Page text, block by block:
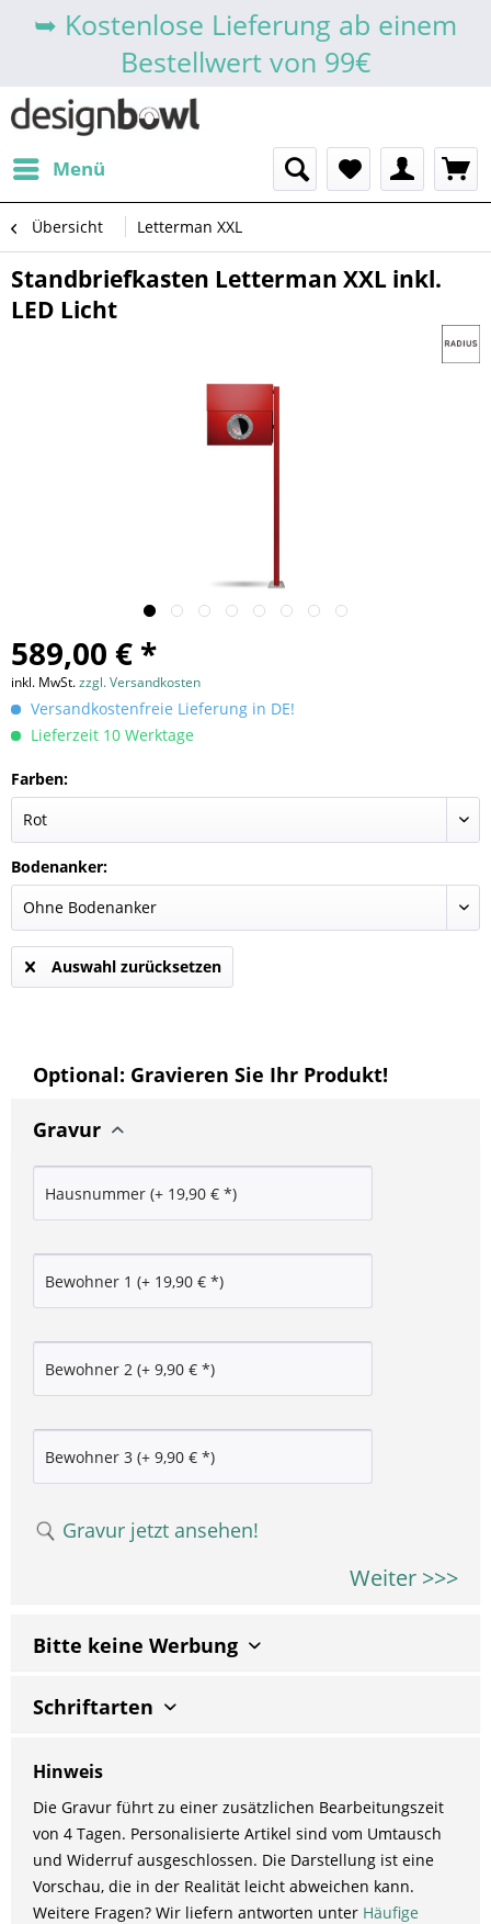
➥ Kostenlose Lieferung ab einem
Bestellwert von 99€
Menü
Übersicht Letterman XXL
Standbriefkasten Letterman XXL inkl.
LED Licht
589,00 € *
inkl. MwSt.zzgl. Versandkosten
Versandkostenfreie Lieferung in DE!
Lieferzeit 10 Werktage
Farben:
Bodenanker:
Auswahl zurücksetzen
Optional: Gravieren Sie Ihr Produkt!
Gravur
Gravur jetzt ansehen!
Weiter >>>
Bitte keine Werbung
Schriftarten
Hinweis
Die Gravur führt zu einer zusätzlichen Bearbeitungszeit
von 4 Tagen. Personalisierte Artikel sind vom Umtausch
und Widerruf ausgeschlossen. Die Darstellung ist eine
Vorschau, die in der Realität leicht abweichen kann.
Weitere Fragen? Wir liefern antworten unter Häufige